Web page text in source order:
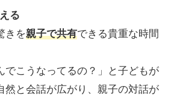
る
きを親子で共有できる貴重な時間
でこうなってるの？」と子どもが
然と会話が広がり、親子の対話が